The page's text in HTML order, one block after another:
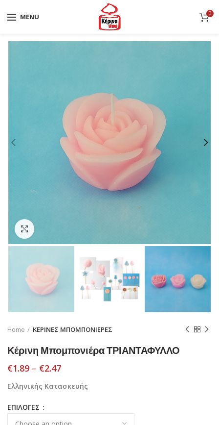
MENU 0
Home ΚΕΡΙΝΕΣ ΜΠΟΜΠΟΝΙΕΡΕΣ
Κέρινη Μπομπονιέρα ΤΡΙΑΝΤΑΦΥΛΛΟ
€1.89 – €2.47
Ελληνικής Κατασκευής
ΕΠΙΛΟΓΕΣ